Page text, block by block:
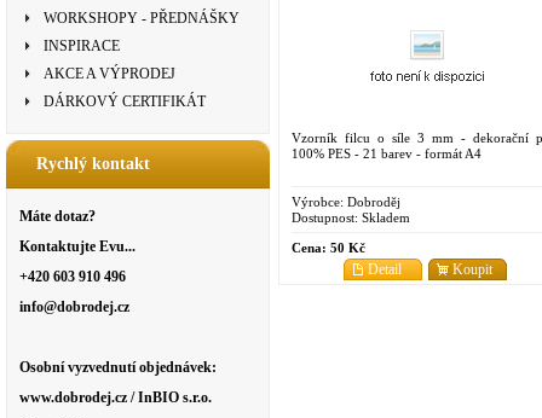
WORKSHOPY - PŘEDNÁŠKY
INSPIRACE
AKCE A VÝPRODEJ
DÁRKOVÝ CERTIFIKÁT
Rychlý kontakt
Máte dotaz?
Kontaktujte Evu...
+420 603 910 496
info@dobrodej.cz
Osobní vyzvednutí objednávek:
www.dobrodej.cz / InBIO s.r.o.
Vzorník filcu o síle 3 mm - dekorační
100% PES - 21 barev - formát A4
Výrobce: Dobroděj
Dostupnost: Skladem
Cena: 50 Kč
Koupit
Detail